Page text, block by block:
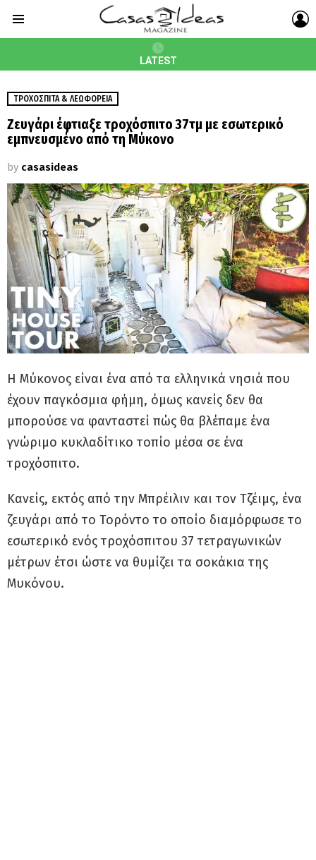
LATEST
ΤΡΟΧΌΣΠΙΤΑ & ΛΕΩΦΟΡΕΙΑ
Ζευγάρι έφτιαξε τροχόσπιτο 37τμ με εσωτερικό
εμπνευσμένο από τη Μύκονο
by casasideas
Η Μύκονος είναι ένα από τα ελληνικά νησιά που
έχουν παγκόσμια φήμη, όμως κανείς δεν θα
μπορούσε να φανταστεί πώς θα βλέπαμε ένα
γνώριμο κυκλαδίτικο τοπίο μέσα σε ένα
τροχόσπιτο.
Κανείς, εκτός από την Μπρέιλιν και τον Τζέιμς, ένα
ζευγάρι από το Τορόντο το οποίο διαμόρφωσε το
εσωτερικό ενός τροχόσπιτου 37 τετραγωνικών
μέτρων έτσι ώστε να θυμίζει τα σοκάκια της
Μυκόνου.